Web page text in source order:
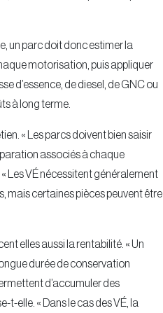
un parc doit donc estimer la
motorisation, puis appliquer
d’essence, de diesel, de GNC ou
à long terme.
« Les parcs doivent bien saisir
associés à chaque
Les VÉ nécessitent généralement
mais certaines pièces peuvent être
elles aussi la rentabilité. « Un
durée de conservation
d’accumuler des
t-elle. « Dans le cas des VÉ, la